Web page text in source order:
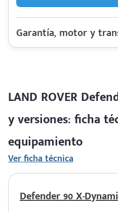
Garantía, motor y
Colores disponibles
LAND ROVER
y versiones: ficha
equipamiento
Ver ficha técnica
Defender 90 X-